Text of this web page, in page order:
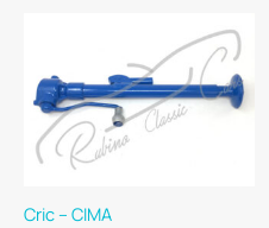
Cric – CIMA